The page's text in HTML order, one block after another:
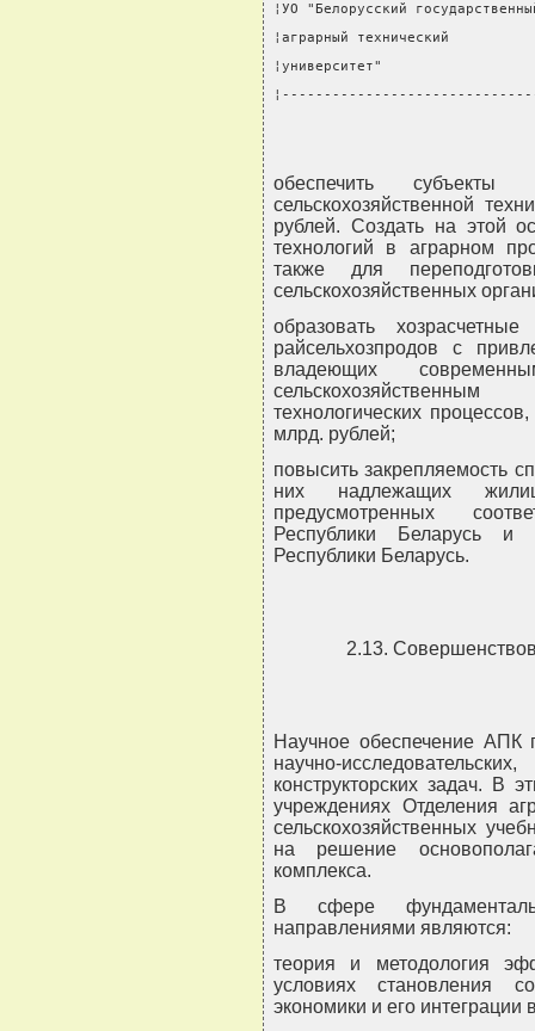
¦УО "Белорусский
¦аграрный технический
¦университет"
обеспечить субъекты
сельскохозяйственной
рублей. Создать на этой
технологий в аграрном
также для
сельскохозяйственных
образовать
райсельхозпродов с
владеющих
технологических
млрд. рублей;
повысить закрепляемость
них надлежащих
предусмотренных
Республики Беларусь и
Республики Беларусь.
2.13.
Научное обеспечение АПК
научно-
конструкторских задач. В
учреждениях Отделения
сельскохозяйственных
на решение
комплекса.
В сфере
направлениями являются:
теория и методология
условиях становления
экономики и его